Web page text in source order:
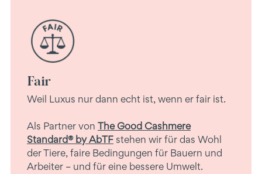
Fair
Weil Luxus nur dann echt ist, wenn er fair ist.
Als Partner von The Good Cashmere
Standard® by AbTF stehen wir für das Wohl
der Tiere, faire Bedingungen für Bauern und
Arbeiter – und für eine bessere Umwelt.